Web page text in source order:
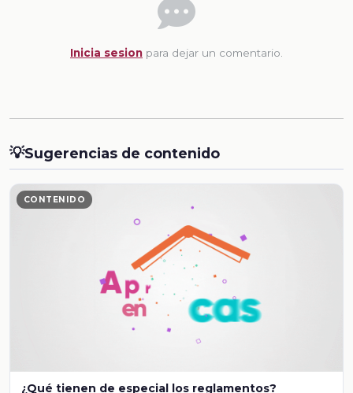
Inicia sesion para dejar un comentario.
💡Sugerencias de contenido
CONTENIDO
¿Qué tienen de especial los reglamentos?